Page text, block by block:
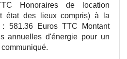
Honoraires de location
état des lieux compris) à la
581.36 Euros TTC Montant
annuelles d'énergie pour un